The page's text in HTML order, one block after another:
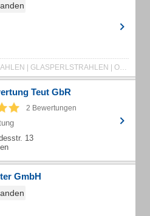
STRAHLTECHNIK | SANDSTRAHLEN | GLASPERLSTRAHLEN | OBERFLÄCHENVEREDELUNG
Teut GbR
2 Bewertungen
13
GmbH